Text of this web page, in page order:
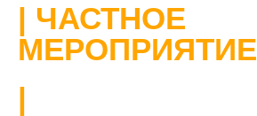
| ЧАСТНОЕ
МЕРОПРИЯТИЕ
|